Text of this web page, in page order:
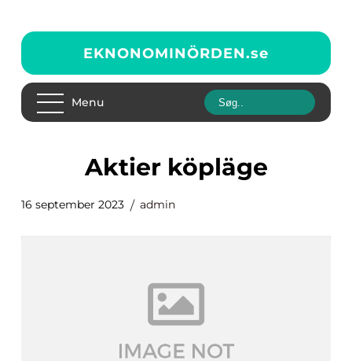
EKNONOMINÖRDEN.se
Menu
aktier köpläge
16 september 2023 admin